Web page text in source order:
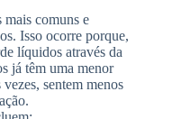
mais comuns e
Isso ocorre porque,
líquidos através da
já têm uma menor
sentem menos